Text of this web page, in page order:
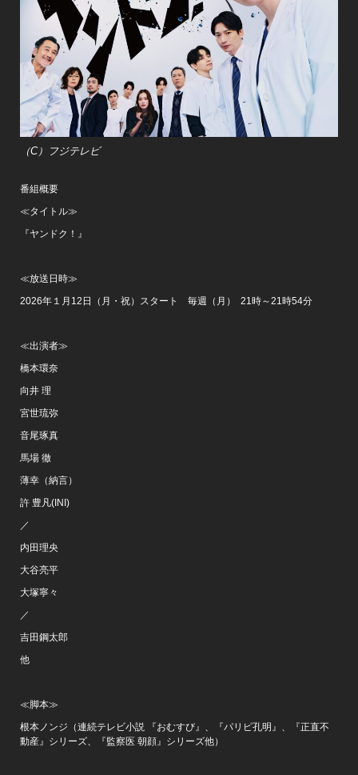
（C）フジテレビ
番組概要
≪タイトル≫
『ヤンドク！』
≪放送日時≫
2026年１月12日（月・祝）スタート 毎週（月） 21時～21時54分
≪出演者≫
橋本環奈
向井 理
宮世琉弥
音尾琢真
馬場 徹
薄幸（納言）
許 豊凡(INI)
／
内田理央
大谷亮平
大塚寧々
／
吉田鋼太郎
他
≪脚本≫
根本ノンジ（連続テレビ小説 『おむすび』、『パリピ孔明』、『正直不
動産』シリーズ、『監察医 朝顔』シリーズ他）